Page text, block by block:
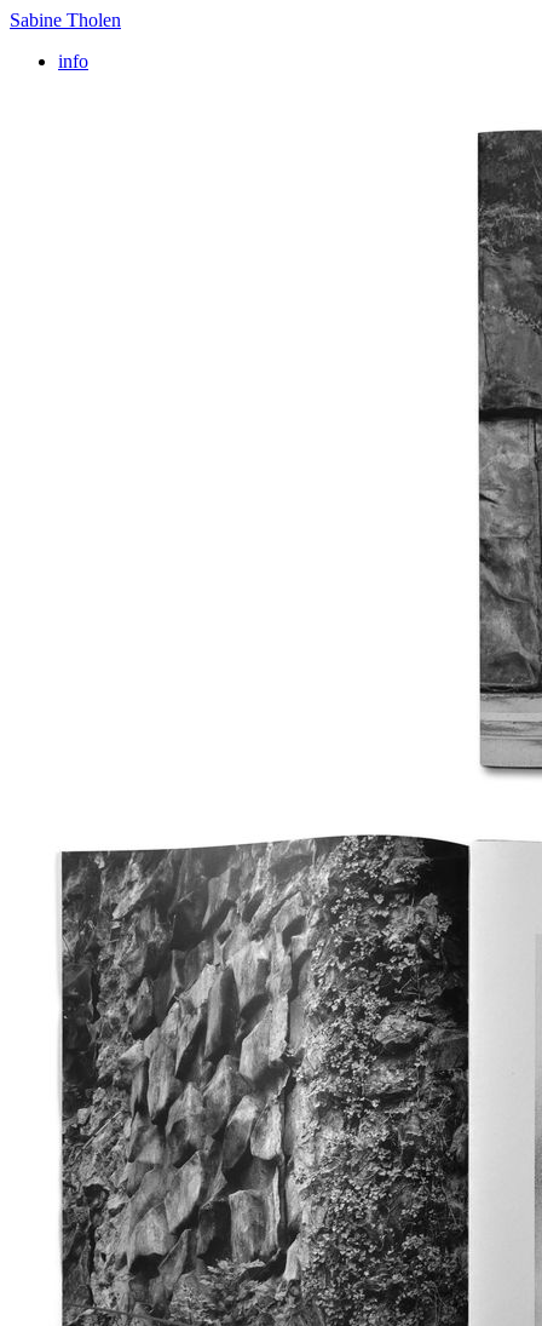
Sabine Tholen
info